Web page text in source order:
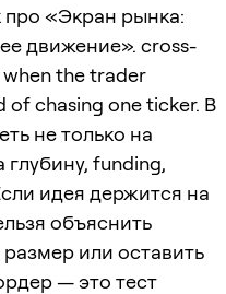
про «Экран рынка:
движение». cross-
the trader
of chasing one ticker. В
не только на
глубину, funding,
идея держится на
объяснить
или оставить
— это тест